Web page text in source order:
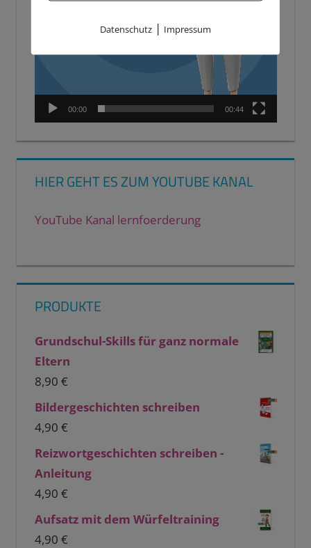
00:00 00:44
HIER GEHT ES ZUM YOUTUBE KANAL
YouTube Kanal lernfoerderung
PRODUKTE
Grundschul-Skills für ganz normale
Eltern
8,90 €
Bildergeschichten schreiben
4,90 €
Reizwortgeschichten schreiben -
Anleitung
4,90 €
Aufsatz mit dem Würfeltraining
4,90 €
Datenschutz| Impressum